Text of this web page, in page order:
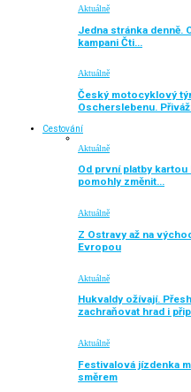
Aktuálně
Jedna stránka denně.
kampani Čti…
Aktuálně
Český motocyklový
Oscherslebenu.
Cestování
Aktuálně
Od první platby
pomohly změnit…
Aktuálně
Z Ostravy až na
Evropou
Aktuálně
Hukvaldy ožívají.
zachraňovat hrad i
Aktuálně
Festivalová jízdenka
směrem